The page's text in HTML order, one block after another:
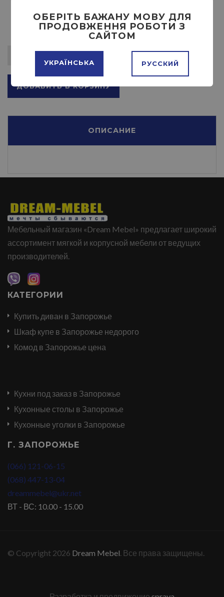
ДОБАВИТЬ В КОРЗИНУ
ОПИСАНИЕ
Мебельный магазин «Dream Mebel» предлагает широкий
ассортимент мягкой и корпусной мебели от ведущих
производителей.
КАТЕГОРИИ
Купить диван в Запорожье
Шкаф купе в Запорожье недорого
Комод в Запорожье цена
Кухни под заказ в Запорожье
Кухонные столы в Запорожье
Кухонные уголки в Запорожье
Г. ЗАПОРОЖЬЕ
(066) 121-06-15
(068) 447-13-04
dreammebel@ukr.net
ВТ - ВС: 10.00 - 15.00
© Copyright 2026 Dream Mebel . Все права защищены.
ОБЕРІТЬ БАЖАНУ МОВУ ДЛЯ
ПРОДОВЖЕННЯ РОБОТИ З
САЙТОМ
УКРАЇНСЬКА РУССКИЙ